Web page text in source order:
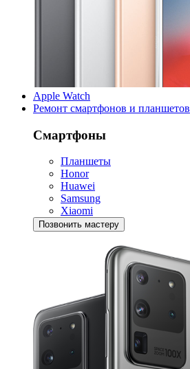
Apple Watch
Ремонт смартфонов и планшетов
Смартфоны
Планшеты
Honor
Huawei
Samsung
Xiaomi
Позвонить мастеру